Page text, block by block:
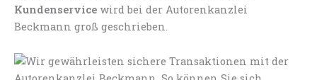
Kundenservice wird bei der Autorenkanzlei
Beckmann groß geschrieben.